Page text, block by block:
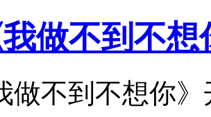
我做不到不
做不到不想你